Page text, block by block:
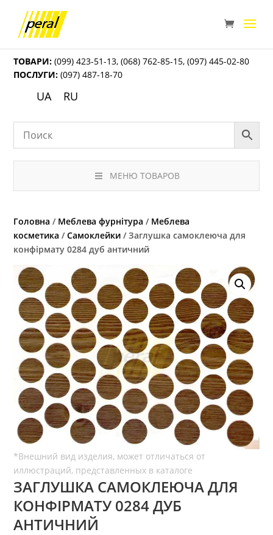
ТОВАРИ: (099) 423-51-13,(068) 762-85-15,(097) 445-02-80
ПОСЛУГИ: (097) 487-18-70
UA RU
МЕНЮ ТОВАРОВ
Головна / Меблева фурнітура / Меблева
косметика /Самоклейки / Заглушка самоклеюча для
конфірмату 0284 дуб античний
ЗАГЛУШКА САМОКЛЕЮЧА ДЛЯ
КОНФІРМАТУ 0284 ДУБ
АНТИЧНИЙ